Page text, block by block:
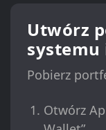
Utwórz
systemu
Pobierz
Otwórz